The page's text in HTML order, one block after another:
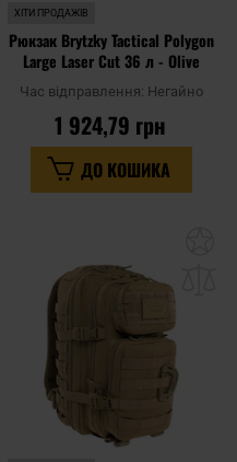
ХІТИ ПРОДАЖІВ
Рюкзак Brytzky Tactical Polygon
Large Laser Cut 36 л - Olive
Час відправлення: Негайно
1 924,79 грн
ДО КОШИКА
уподобань